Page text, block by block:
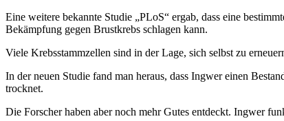
Eine weitere bekannte Studie „PLoS“ ergab, dass eine
Bekämpfung gegen Brustkrebs schlagen kann.
Viele Krebsstammzellen sind in der Lage, sich selbst zu
In der neuen Studie fand man heraus, dass Ingwer einen
trocknet.
Die Forscher haben aber noch mehr Gutes entdeckt. Ingwer